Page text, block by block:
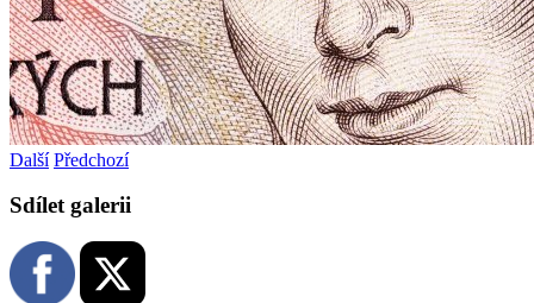
Další Předchozí
Sdílet galerii